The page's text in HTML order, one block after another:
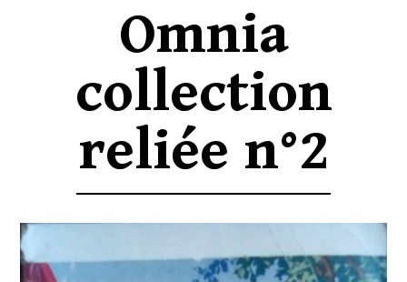
Omnia
collection
reliée n°2